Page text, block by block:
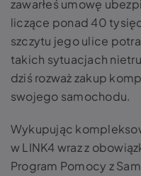
zawarłeś umowę
liczące ponad 40
szczytu jego ulice
takich sytuacjach
dziś rozważ zakup
swojego samochodu.
Wykupując
w LINK4 wraz z
Program Pomocy z